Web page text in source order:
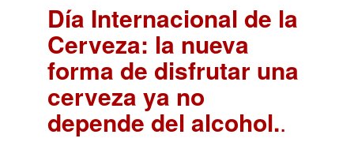
Día Internacional de la
Cerveza: la nueva
forma de disfrutar una
cerveza ya no
depende del alcohol..